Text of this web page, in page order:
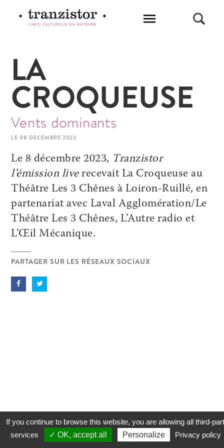
L'INFO CULTURELLE EN MAYENNE
LA
CROQUEUSE
Vents dominants
LE 08 DECEMBRE 2023
Le 8 décembre 2023, Tranzistor
l’émission liverecevait La Croqueuse au
Théâtre Les 3 Chênes à Loiron-Ruillé, en
partenariat avec Laval Agglomération/Le
Théâtre Les 3 Chênes, L’Autre radio et
L’Œil Mécanique.
PARTAGER SUR LES RÉSEAUX SOCIAUX
COOKIES MENTIONS LÉGALES PLAN DU SITE
If you continue to browse this website, you are allowing all third-
services
✓ OK, accept all Personalize Privacy policy